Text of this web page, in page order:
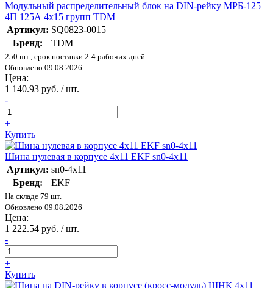
Модульный распределительный блок на DIN-рейку МРБ-125
4П 125А 4х15 групп TDM
Артикул: SQ0823-0015
Бренд:
TDM
250 шт., срок поставки 2-4 рабочих дней
Обновлено 09.08.2026
Цена:
1 140.93 руб. / шт.
-
+
Купить
Шина нулевая в корпусе 4х11 EKF sn0-4x11
Артикул: sn0-4x11
Бренд:
EKF
На складе 79 шт.
Обновлено 09.08.2026
Цена:
1 222.54 руб. / шт.
-
+
Купить